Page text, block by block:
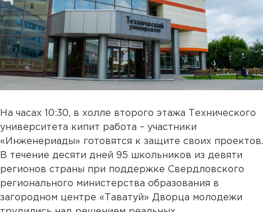
На часах 10:30, в холле второго этажа Технического
университета кипит работа – участники
«Инженериады» готовятся к защите своих проектов.
В течение десяти дней 95 школьников из девяти
регионов страны при поддержке Свердловского
регионального министерства образования в
загородном центре «Таватуй» Дворца молодежи